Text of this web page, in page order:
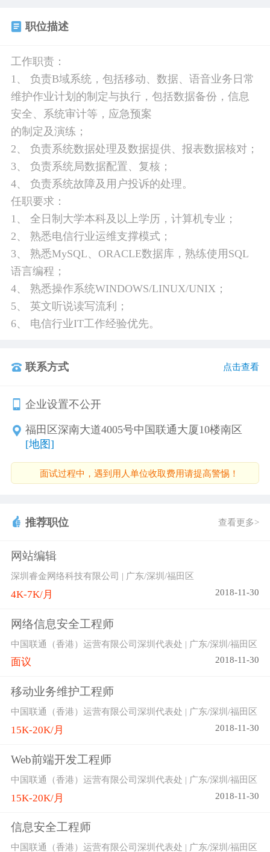
职位描述
工作职责：
1、 负责B域系统，包括移动、数据、语音业务日常
维护作业计划的制定与执行，包括数据备份，信息
安全、系统审计等，应急预案
的制定及演练；
2、 负责系统数据处理及数据提供、报表数据核对；
3、 负责系统局数据配置、复核；
4、 负责系统故障及用户投诉的处理。
任职要求：
1、 全日制大学本科及以上学历，计算机专业；
2、 熟悉电信行业运维支撑模式；
3、 熟悉MySQL、ORACLE数据库，熟练使用SQL
语言编程；
4、 熟悉操作系统WINDOWS/LINUX/UNIX；
5、 英文听说读写流利；
6、 电信行业IT工作经验优先。
联系方式 点击查看
企业设置不公开
福田区深南大道4005号中国联通大厦10楼南区
[地图]
面试过程中，遇到用人单位收取费用请提高警惕！
推荐职位 查看更多>
网站编辑
深圳睿金网络科技有限公司 | 广东/深圳/福田区
4K-7K/月 2018-11-30
网络信息安全工程师
中国联通（香港）运营有限公司深圳代表处 | 广东/深圳/福田区
面议 2018-11-30
移动业务维护工程师
中国联通（香港）运营有限公司深圳代表处 | 广东/深圳/福田区
15K-20K/月 2018-11-30
Web前端开发工程师
中国联通（香港）运营有限公司深圳代表处 | 广东/深圳/福田区
15K-20K/月 2018-11-30
信息安全工程师
中国联通（香港）运营有限公司深圳代表处 | 广东/深圳/福田区